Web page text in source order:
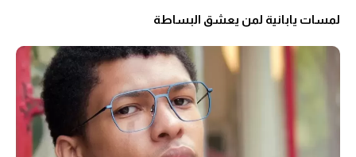
لمسات يابانية لمن يعشق البساطة